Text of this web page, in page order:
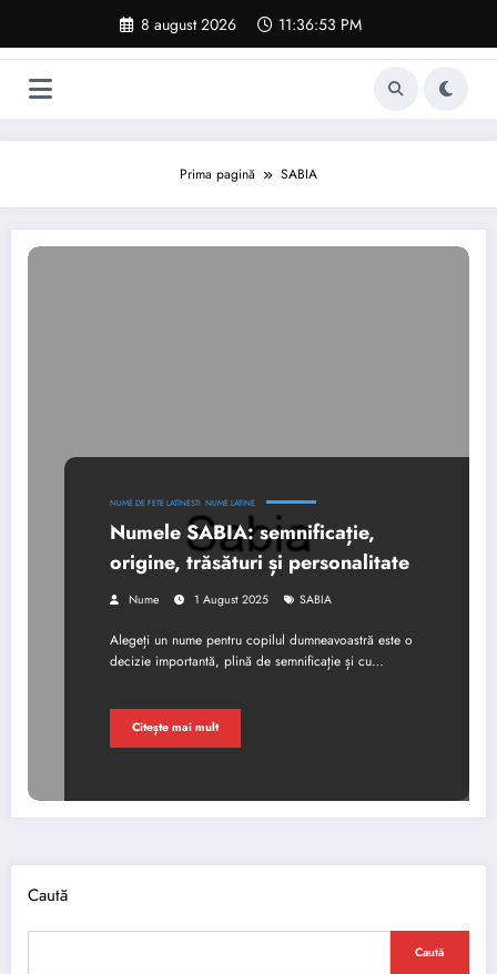
conținut
8 august 2026 11:36:54 PM
Prima pagină SABIA
NUME DE FETE LATINESTI NUME LATINE
Numele SABIA: semnificație,
origine, trăsături și personalitate
Nume 1 August 2025 SABIA
Alegeți un nume pentru copilul dumneavoastră este o
decizie importantă, plină de semnificație și cu…
Citește mai mult
Caută
Caută